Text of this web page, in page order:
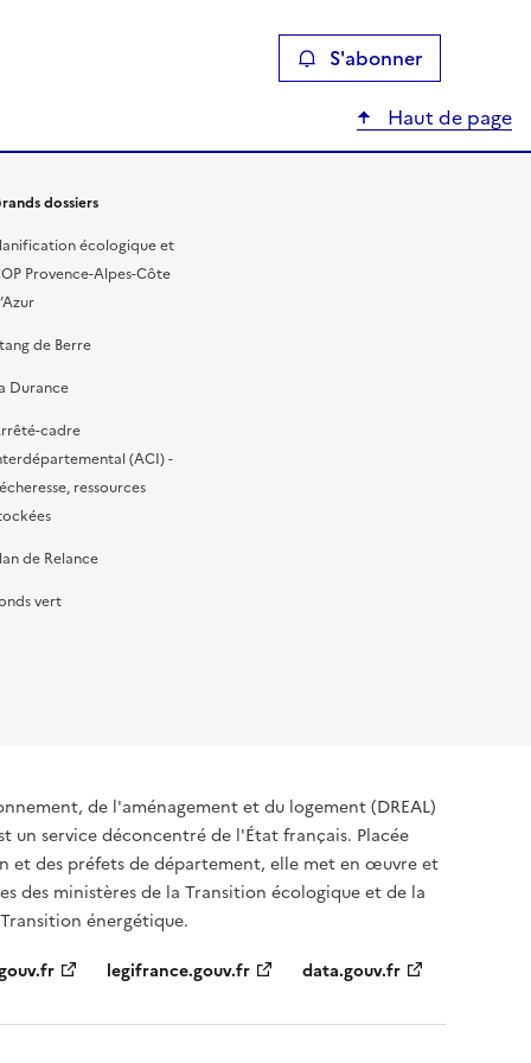
S'abonner
Haut de page
dossiers
écologique et
Provence-Alpes-Côte
de Berre
Durance
cadre
(ACI) -
ressources
de Relance
vert
de l'aménagement et du logement (DREAL)
un service déconcentré de l'État français. Placée
et des préfets de département, elle met en œuvre et
des ministères de la Transition écologique et de la
énergétique.
legifrance.gouv.fr data.gouv.fr